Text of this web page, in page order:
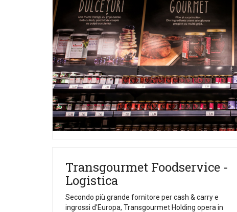
Transgourmet Foodservice -
Logistica
Secondo più grande fornitore per cash & carry e
ingrossi d'Europa, Transgourmet Holding opera in